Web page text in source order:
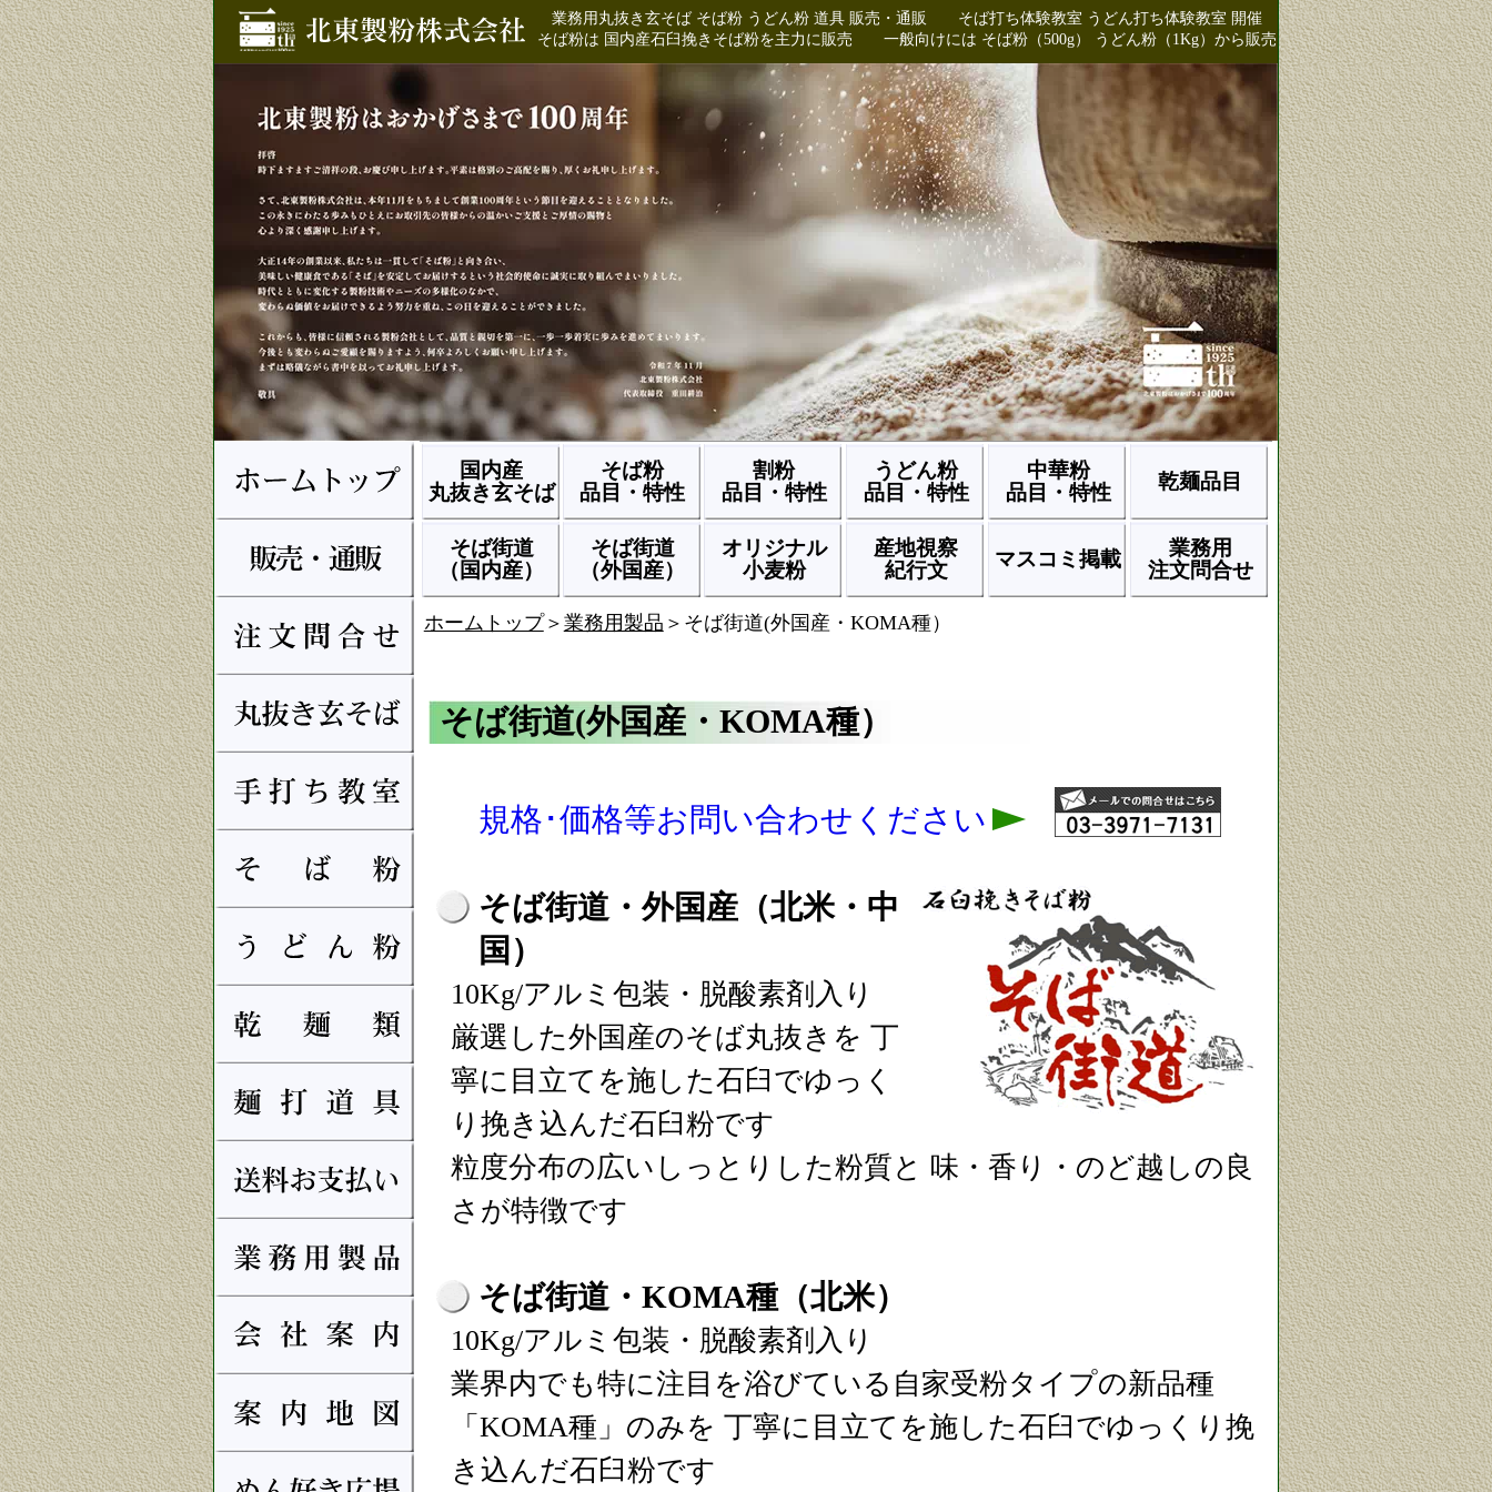
業務用丸抜き玄そば そば粉 うどん粉 道具 販売・通販 そば打ち体験教室 うどん打ち体験教室 開催
そば粉は 国内産石臼挽きそば粉を主力に販売 一般向けには そば粉（500g） うどん粉（1Kg）から販売
国内産
丸抜き玄そば
そば粉
品目・特性
割粉
品目・特性
うどん粉
品目・特性
中華粉
品目・特性
乾麺品目
そば街道
（国内産）
そば街道
（外国産）
オリジナル
小麦粉
産地視察
紀行文
マスコミ掲載
業務用
注文問合せ
ホームトップ＞ 業務用製品 ＞そば街道(外国産・KOMA種）
そば街道(外国産・KOMA種）
規格･価格等お問い合わせください
そば街道・外国産（北米・中
国）
10Kg/アルミ包装・脱酸素剤入り
厳選した外国産のそば丸抜きを 丁
寧に目立てを施した石臼でゆっく
り挽き込んだ石臼粉です
粒度分布の広いしっとりした粉質と 味・香り・のど越しの良
さが特徴です
そば街道・KOMA種（北米）
10Kg/アルミ包装・脱酸素剤入り
業界内でも特に注目を浴びている自家受粉タイプの新品種
「KOMA種」のみを 丁寧に目立てを施した石臼でゆっくり挽
き込んだ石臼粉です